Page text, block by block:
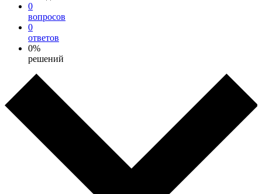
0
вопросов
0
ответов
0%
решений